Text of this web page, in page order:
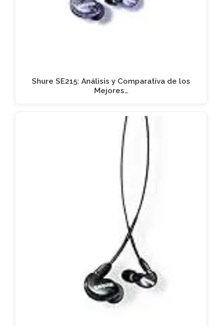
Shure SE215: Análisis y Comparativa de los
Mejores…